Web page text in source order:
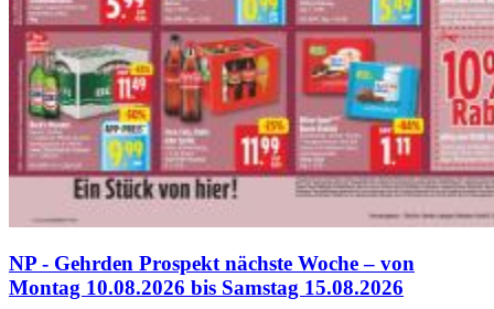
NP - Gehrden Prospekt nächste Woche – von
Montag 10.08.2026 bis Samstag 15.08.2026